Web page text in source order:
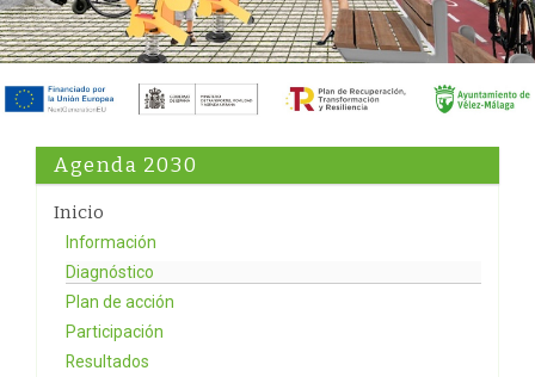
Agenda 2030
Inicio
Información
Diagnóstico
Plan de acción
Participación
Resultados